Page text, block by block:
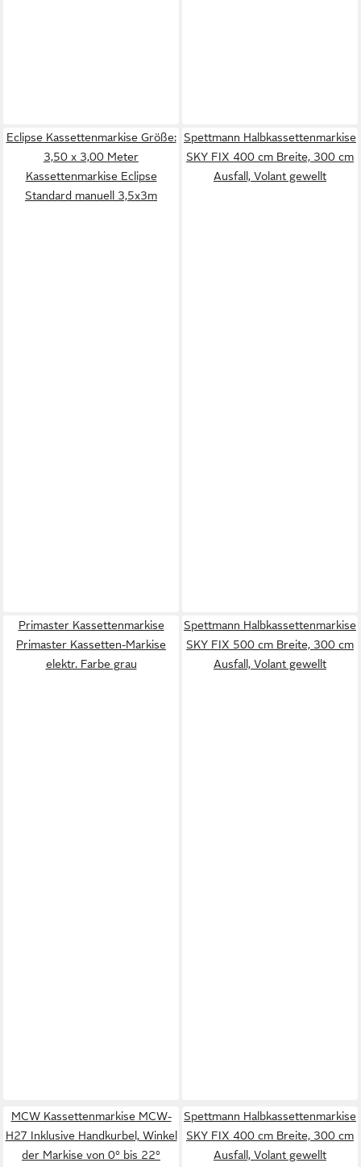
Eclipse Kassettenmarkise Größe:
3,50 x 3,00 Meter
Kassettenmarkise Eclipse
Standard manuell 3,5x3m
Spettmann Halbkassettenmarkise
SKY FIX 400 cm Breite, 300 cm
Ausfall, Volant gewellt
Primaster Kassettenmarkise
Primaster Kassetten-Markise
elektr. Farbe grau
Spettmann Halbkassettenmarkise
SKY FIX 500 cm Breite, 300 cm
Ausfall, Volant gewellt
MCW Kassettenmarkise MCW-
H27 Inklusive Handkurbel, Winkel
der Markise von 0° bis 22°
Spettmann Halbkassettenmarkise
SKY FIX 400 cm Breite, 300 cm
Ausfall, Volant gewellt